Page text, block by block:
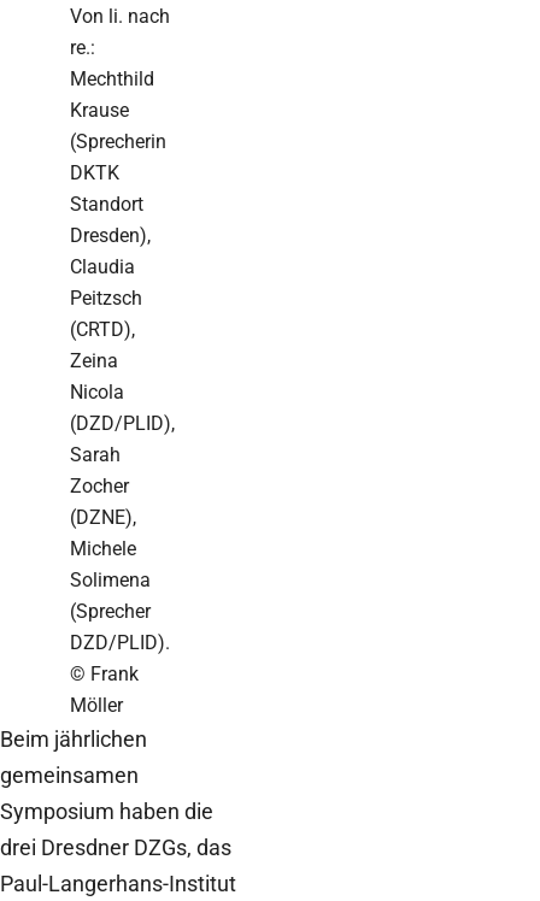
Von li. nach
re.:
Mechthild
Krause
(Sprecherin
DKTK
Standort
Dresden),
Claudia
Peitzsch
(CRTD),
Zeina
Nicola
(DZD/PLID),
Sarah
Zocher
(DZNE),
Michele
Solimena
(Sprecher
DZD/PLID).
© Frank
Möller
Beim jährlichen
gemeinsamen
Symposium haben die
drei Dresdner DZGs, das
Paul-Langerhans-Institut